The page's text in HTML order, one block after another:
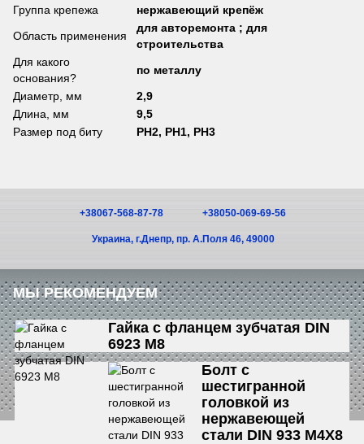
Группа крепежа
нержавеющий крепёж
Область применения
для авторемонта ; для
строительства
Для какого
основания?
по металлу
Диаметр, мм
2,9
Длина, мм
9,5
Размер под биту
PH2, PH1, PH3
+38067-568-87-78 +38050-069-69-56
Украина, г.Днепр, пр. А.Поля 46, 49000
МЫ РЕКОМЕНДУЕМ
Гайка с фланцем зубчатая DIN
6923 М8
Болт с
шестигранной
головкой из
нержавеющей
стали DIN 933 М4Х8